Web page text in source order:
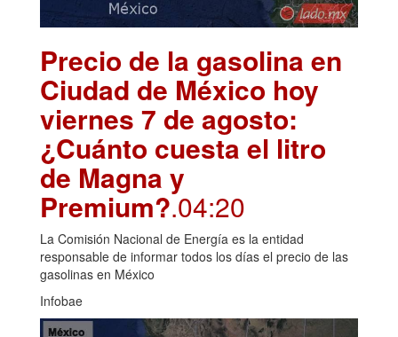
Precio de la gasolina en
Ciudad de México hoy
viernes 7 de agosto:
¿Cuánto cuesta el litro
de Magna y
Premium?.04:20
La Comisión Nacional de Energía es la entidad
responsable de informar todos los días el precio de las
gasolinas en México
Infobae